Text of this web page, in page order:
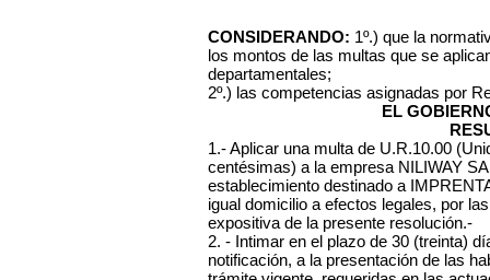
CONSIDERANDO: 1º.) que la
los montos de las multas que se
departamentales;
2º.) las competencias asignadas por
EL
1.- Aplicar una multa de U.R.10.00
centésimas) a la empresa NILIWAY
establecimiento destinado a
igual domicilio a efectos legales, por
expositiva de la presente resolución.-
2. - Intimar en el plazo de 30 (treinta)
notificación, a la presentación de las